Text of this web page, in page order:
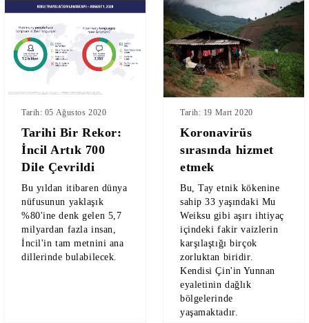
Tarihi Bir Rekor:
İncil Artık 700
Dile Çevrildi
Tarih: 05 Ağustos 2020
Bu yıldan itibaren dünya
nüfusunun yaklaşık
%80'ine denk gelen 5,7
milyardan fazla insan,
İncil'in tam metnini ana
dillerinde bulabilecek.
Koronavirüs
sırasında hizmet
etmek
Tarih: 19 Mart 2020
Bu, Tay etnik kökenine
sahip 33 yaşındaki Mu
Weiksu gibi aşırı ihtiyaç
içindeki fakir vaizlerin
karşılaştığı birçok
zorluktan biridir.
Kendisi Çin'in Yunnan
eyaletinin dağlık
bölgelerinde
yaşamaktadır.